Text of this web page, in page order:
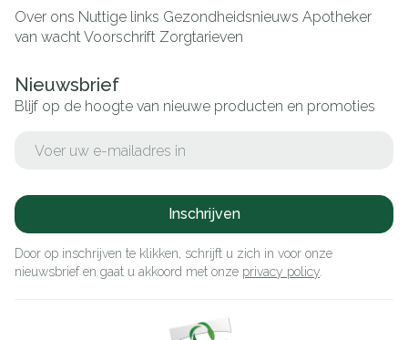
Over ons Nuttige links Gezondheidsnieuws Apotheker
van wachtVoorschrift Zorgtarieven
Nieuwsbrief
Blijf op de hoogte van nieuwe producten en promoties
Inschrijven
Door op inschrijven te klikken, schrijft u zich in voor onze
nieuwsbrief en gaat u akkoord met onze privacy policy